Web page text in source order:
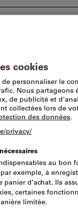
bois Vis pour
Nouveau